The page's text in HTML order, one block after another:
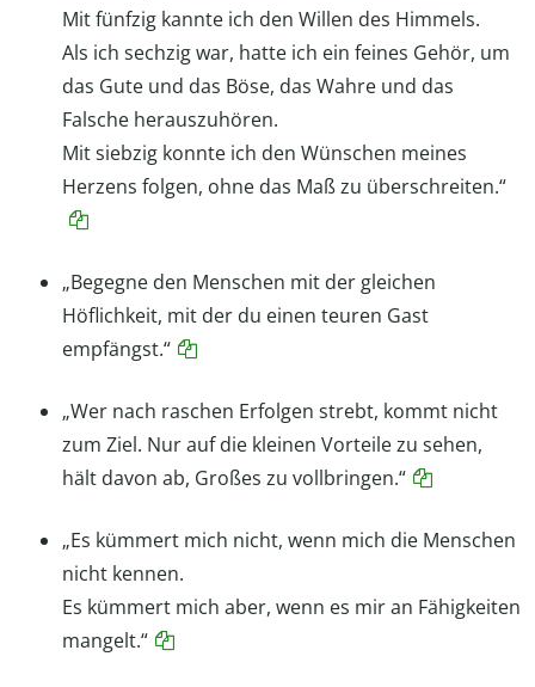
Mit fünfzig kannte ich den Willen des Himmels.
Als ich sechzig war, hatte ich ein feines Gehör, um
das Gute und das Böse, das Wahre und das
Falsche herauszuhören.
Mit siebzig konnte ich den Wünschen meines
Herzens folgen, ohne das Maß zu überschreiten.“
„Begegne den Menschen mit der gleichen
Höflichkeit, mit der du einen teuren Gast
empfängst.“
„Wer nach raschen Erfolgen strebt, kommt nicht
zum Ziel. Nur auf die kleinen Vorteile zu sehen,
hält davon ab, Großes zu vollbringen.“
„Es kümmert mich nicht, wenn mich die Menschen
nicht kennen.
Es kümmert mich aber, wenn es mir an Fähigkeiten
mangelt.“